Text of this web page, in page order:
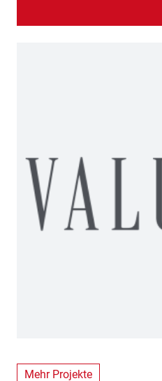
Mehr Projekte